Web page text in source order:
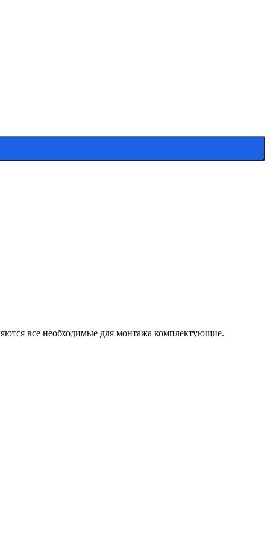
все необходимые для монтажа комплектующие.